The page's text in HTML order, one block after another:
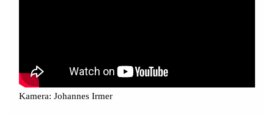
Kamera: Johannes Irmer